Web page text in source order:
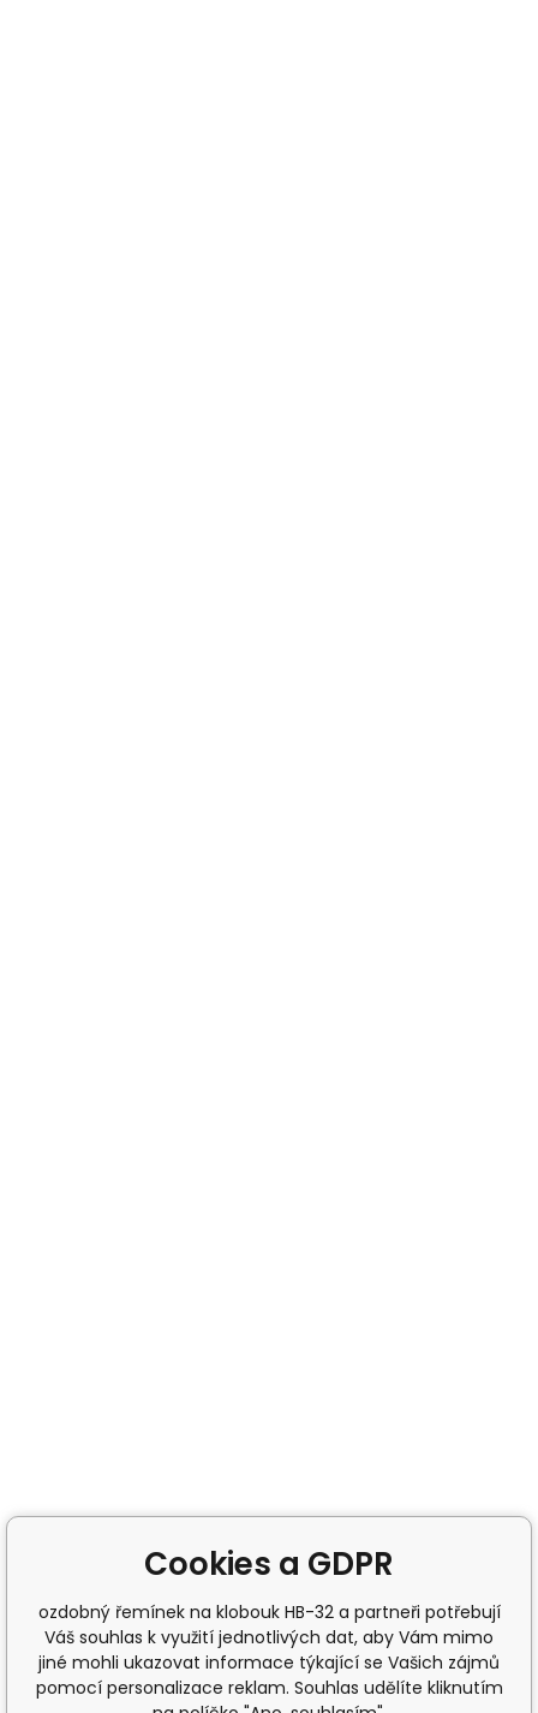
Cookies a GDPR
ozdobný řemínek na klobouk HB-32 a partneři potřebují
Váš souhlas k využití jednotlivých dat, aby Vám mimo
jiné mohli ukazovat informace týkající se Vašich zájmů
pomocí personalizace reklam. Souhlas udělíte kliknutím